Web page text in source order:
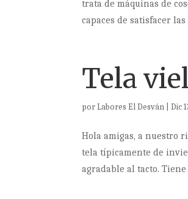
trata de máquinas de
capaces de satisfacer
Tela
porLabores El Desván |Dic
Hola amigas, a nuestro
tela típicamente de
agradable al tacto. Tiene